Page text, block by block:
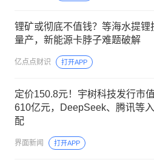
锂矿或彻底不值钱？等海水提锂
量产，新能源卡脖子难题破解
亿点点财识 打开APP
定价150.8元！宇树科技发行市
610亿元，DeepSeek、腾讯等
配
界面新闻 打开APP